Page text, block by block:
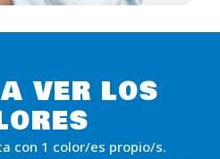
VER LOS
con 1 color/es propio/s.